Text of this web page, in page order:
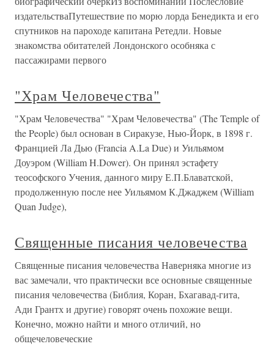
издательстваПутешествие по морю лорда Бенедикта и его
спутников на пароходе капитана Ретедли. Новые
знакомства обитателей Лондонского особняка с
пассажирами первого
"Храм Человечества"
"Храм Человечества" "Храм Человечества" (The Temple of
the People) был основан в Сиракузе, Нью-Йорк, в 1898 г.
Францией Ла Дью (Francia A.La Due) и Уильямом
Доуэром (William H.Dower). Он принял эстафету
теософского Учения, данного миру Е.П.Блаватской,
продолженную после нее Уильямом К.Джаджем (William
Quan Judge),
Священные писания человечества
Священные писания человечества Наверняка многие из
вас замечали, что практически все основные священные
писания человечества (Библия, Коран, Бхагавад-гита,
Ади Грантх и другие) говорят очень похожие вещи.
Конечно, можно найти и много отличий, но
общечеловеческие